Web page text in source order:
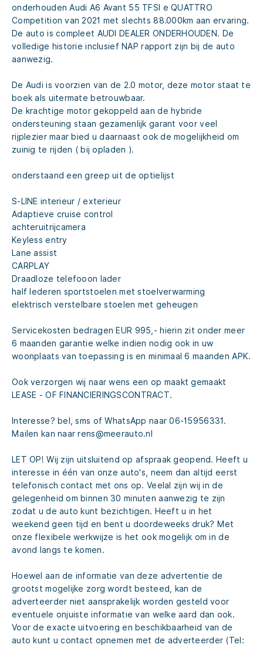
onderhouden Audi A6 Avant 55 TFSI e QUATTRO
Competition van 2021 met slechts 88.000km aan ervaring.
De auto is compleet AUDI DEALER ONDERHOUDEN. De
volledige historie inclusief NAP rapport zijn bij de auto
aanwezig.
De Audi is voorzien van de 2.0 motor, deze motor staat te
boek als uitermate betrouwbaar.
De krachtige motor gekoppeld aan de hybride
ondersteuning staan gezamenlijk garant voor veel
rijplezier maar bied u daarnaast ook de mogelijkheid om
zuinig te rijden ( bij opladen ).
onderstaand een greep uit de optielijst
S-LINE interieur / exterieur
Adaptieve cruise control
achteruitrijcamera
Keyless entry
Lane assist
CARPLAY
Draadloze telefooon lader
half lederen sportstoelen met stoelverwarming
elektrisch verstelbare stoelen met geheugen
Servicekosten bedragen EUR 995,- hierin zit onder meer
6 maanden garantie welke indien nodig ook in uw
woonplaats van toepassing is en minimaal 6 maanden APK.
Ook verzorgen wij naar wens een op maakt gemaakt
LEASE - OF FINANCIERINGSCONTRACT.
Interesse? bel, sms of WhatsApp naar 06-15956331.
Mailen kan naar rens@meerauto.nl
LET OP! Wij zijn uitsluitend op afspraak geopend. Heeft u
interesse in één van onze auto's, neem dan altijd eerst
telefonisch contact met ons op. Veelal zijn wij in de
gelegenheid om binnen 30 minuten aanwezig te zijn
zodat u de auto kunt bezichtigen. Heeft u in het
weekend geen tijd en bent u doordeweeks druk? Met
onze flexibele werkwijze is het ook mogelijk om in de
avond langs te komen.
Hoewel aan de informatie van deze advertentie de
grootst mogelijke zorg wordt besteed, kan de
adverteerder niet aansprakelijk worden gesteld voor
eventuele onjuiste informatie van welke aard dan ook.
Voor de exacte uitvoering en beschikbaarheid van de
auto kunt u contact opnemen met de adverteerder (Tel: